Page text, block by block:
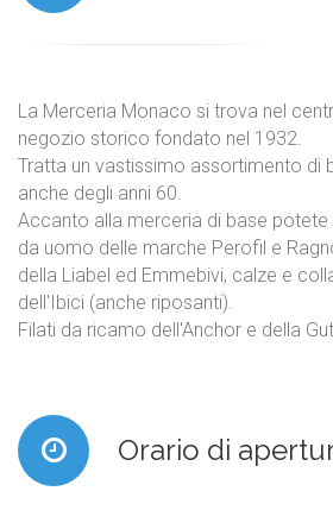
La Merceria Monaco si trova nel
negozio storico fondato nel 1932.
Tratta un vastissimo assortimento di
anche degli anni 60.
Accanto alla merceria di base
da uomo delle marche Perofil e
della Liabel ed Emmebivi, calze e
dell'Ibici (anche riposanti).
Filati da ricamo dell'Anchor e della
Orario di